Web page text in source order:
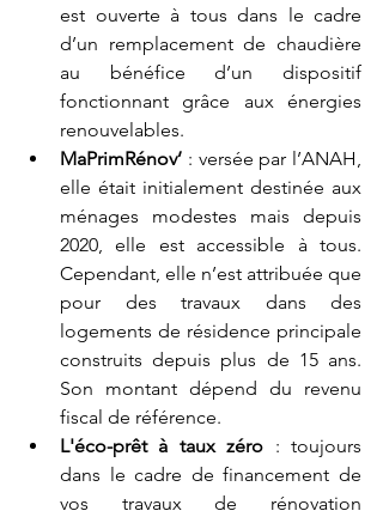
est ouverte à tous dans le cadre
d’un remplacement de chaudière
au bénéfice d’un dispositif
fonctionnant grâce aux énergies
renouvelables.
MaPrimRénov’ : versée par l’ANAH,
elle était initialement destinée aux
ménages modestes mais depuis
2020, elle est accessible à tous.
Cependant, elle n’est attribuée que
pour des travaux dans des
logements de résidence principale
construits depuis plus de 15 ans.
Son montant dépend du revenu
fiscal de référence.
L'éco-prêt à taux zéro : toujours
dans le cadre de financement de
vos travaux de rénovation